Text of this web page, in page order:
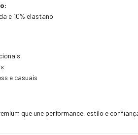
e 10% elastano
e casuais
que une performance, estilo e